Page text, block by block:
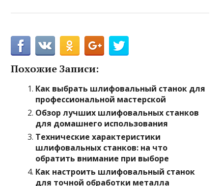
Похожие Записи:
Как выбрать шлифовальный станок для
профессиональной мастерской
Обзор лучших шлифовальных станков
для домашнего использования
Технические характеристики
шлифовальных станков: на что
обратить внимание при выборе
Как настроить шлифовальный станок
для точной обработки металла